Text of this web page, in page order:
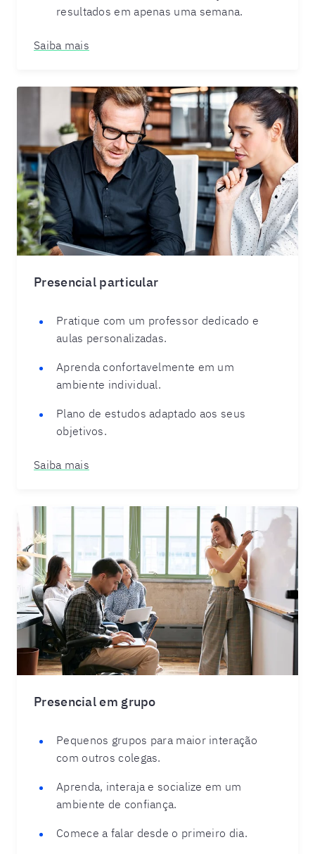
resultados em apenas uma semana.
Saiba mais
Presencial particular
Pratique com um professor dedicado e
aulas personalizadas.
Aprenda confortavelmente em um
ambiente individual.
Plano de estudos adaptado aos seus
objetivos.
Saiba mais
Presencial em grupo
Pequenos grupos para maior interação
com outros colegas.
Aprenda, interaja e socialize em um
ambiente de confiança.
Comece a falar desde o primeiro dia.